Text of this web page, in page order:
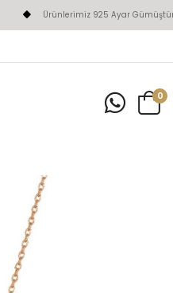
Ürünlerimiz 925 Ayar Gümüştür
0